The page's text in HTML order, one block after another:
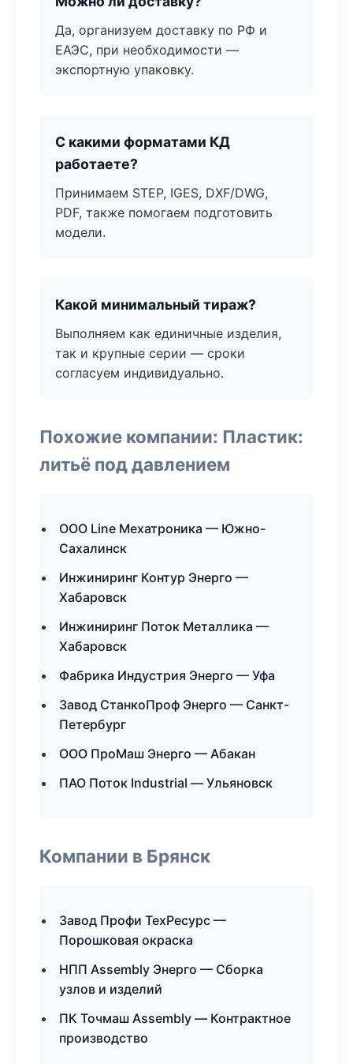
Да, организуем доставку по РФ и
ЕАЭС, при необходимости —
экспортную упаковку.
С какими форматами КД
работаете?
Принимаем STEP, IGES, DXF/DWG,
PDF, также помогаем подготовить
модели.
Какой минимальный тираж?
Выполняем как единичные изделия,
так и крупные серии — сроки
согласуем индивидуально.
Похожие компании: Пластик:
литьё под давлением
ООО Line Мехатроника — Южно-
Сахалинск
Инжиниринг Контур Энерго —
Хабаровск
Инжиниринг Поток Металлика —
Хабаровск
Фабрика Индустрия Энерго — Уфа
Завод СтанкоПроф Энерго — Санкт-
Петербург
ООО ПроМаш Энерго — Абакан
ПАО Поток Industrial — Ульяновск
Компании в Брянск
Завод Профи ТехРесурс —
Порошковая окраска
НПП Assembly Энерго — Сборка
узлов и изделий
ПК Точмаш Assembly — Контрактное
производство